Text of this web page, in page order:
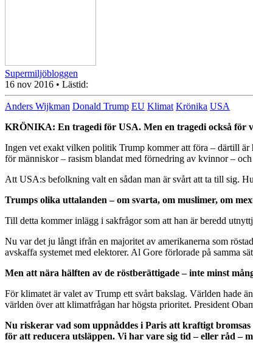
Supermiljöbloggen
16 nov 2016 • Lästid:
Anders Wijkman Donald Trump EU Klimat Krönika USA
KRÖNIKA: En tragedi för USA. Men en tragedi också för
Ingen vet exakt vilken politik Trump kommer att föra – därtill är
för människor – rasism blandat med förnedring av kvinnor –
Att USA:s befolkning valt en sådan man är svårt att ta till sig.
Trumps olika uttalanden – om svarta, om muslimer, om
Till detta kommer inlägg i sakfrågor som att han är beredd
Nu var det ju långt ifrån en majoritet av amerikanerna som
avskaffa systemet med elektorer. Al Gore förlorade på samma
Men att nära hälften av de röstberättigade – inte minst
För klimatet är valet av Trump ett svårt bakslag. Världen hade
världen över att klimatfrågan har högsta prioritet. President
Nu riskerar vad som uppnåddes i Paris att kraftigt
för att reducera utsläppen. Vi har vare sig tid – eller råd –